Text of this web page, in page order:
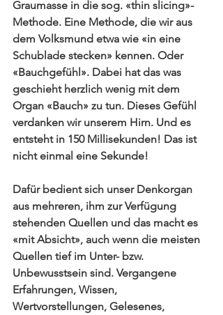
Graumasse in die sog. «thin slicing»-
Methode. Eine Methode, die wir aus
dem Volksmund etwa wie «in eine
Schublade stecken» kennen. Oder
«Bauchgefühl». Dabei hat das was
geschieht herzlich wenig mit dem
Organ «Bauch» zu tun. Dieses Gefühl
verdanken wir unserem Hirn. Und es
entsteht in 150 Millisekunden! Das ist
nicht einmal eine Sekunde!
Dafür bedient sich unser Denkorgan
aus mehreren, ihm zur Verfügung
stehenden Quellen und das macht es
«mit Absicht», auch wenn die meisten
Quellen tief im Unter- bzw.
Unbewusstsein sind. Vergangene
Erfahrungen, Wissen,
Wertvorstellungen, Gelesenes,